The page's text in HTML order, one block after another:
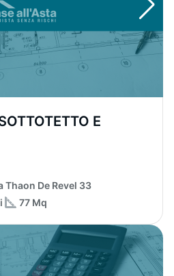
E
Thaon De Revel 33
77 Mq